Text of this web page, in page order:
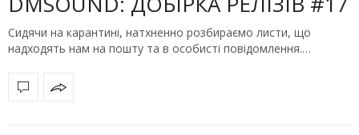
Сидячи на карантині, натхненно розбираємо листи, що
надходять нам на пошту та в особисті повідомлення.…